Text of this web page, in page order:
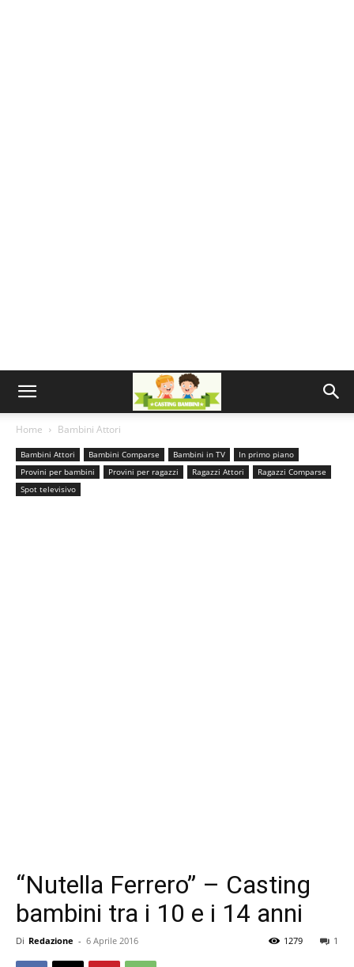
Home Bambini Attori
Bambini Attori Bambini Comparse Bambini in TV
In primo piano
Provini per bambini
Provini per ragazzi Ragazzi Attori
Ragazzi Comparse
Spot televisivo
“Nutella Ferrero” – Casting
bambini tra i 10 e i 14 anni
Di Redazione - 6 Aprile 2016 1
1279